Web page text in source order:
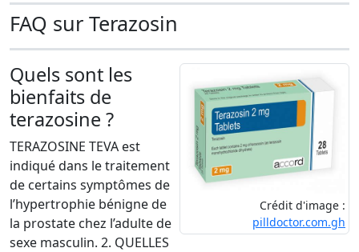
FAQ sur Terazosin
Crédit d'image :
pilldoctor.com.gh
Quels sont les
bienfaits de
terazosine ?
TERAZOSINE TEVA est
indiqué dans le traitement
de certains symptômes de
l’hypertrophie bénigne de
la prostate chez l’adulte de
sexe masculin. 2. QUELLES